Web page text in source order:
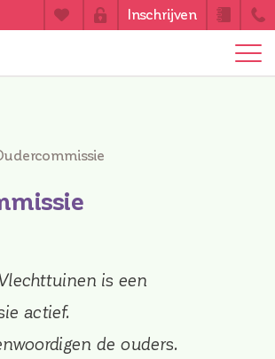
Inschrijven
is een
actief.
de ouders.